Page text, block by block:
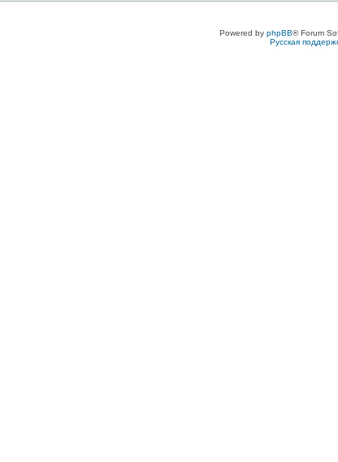
Powered by phpBB® Forum
Русская